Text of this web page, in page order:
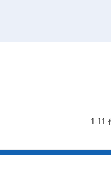
1-11